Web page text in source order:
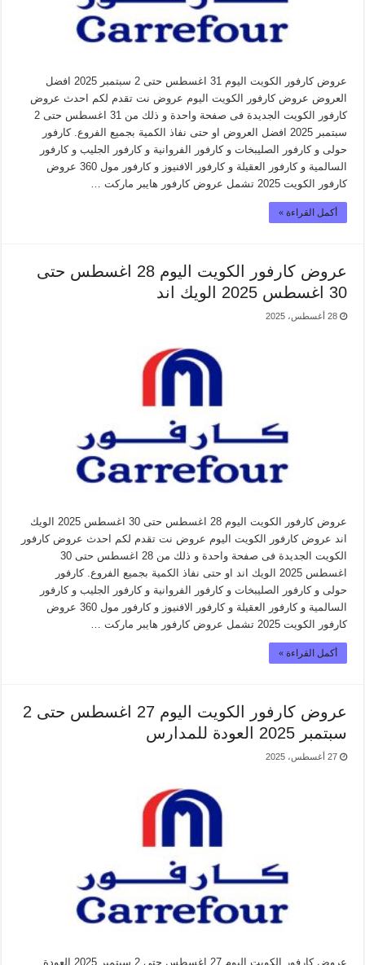
عروض كارفور الكويت اليوم 31 اغسطس حتى 2 سبتمبر 2025 افضل
العروض عروض كارفور الكويت اليوم عروض نت تقدم لكم احدث عروض
كارفور الكويت الجديدة فى صفحة واحدة و ذلك من 31 اغسطس حتى 2
سبتمبر 2025 افضل العروض او حتى نفاذ الكمية بجميع الفروع. كارفور
حولى و كارفور الصليبخات و كارفور الفروانية و كارفور الجليب و كارفور
السالمية و كارفور العقيلة و كارفور الافنيوز و كارفور مول 360 عروض
كارفور الكويت 2025 تشمل عروض كارفور هايبر ماركت …
أكمل القراءة »
عروض كارفور الكويت اليوم 28 اغسطس حتى
30 اغسطس 2025 الويك اند
28 أغسطس، 2025
عروض كارفور الكويت اليوم 28 اغسطس حتى 30 اغسطس 2025 الويك
اند عروض كارفور الكويت اليوم عروض نت تقدم لكم احدث عروض كارفور
الكويت الجديدة فى صفحة واحدة و ذلك من 28 اغسطس حتى 30
اغسطس 2025 الويك اند او حتى نفاذ الكمية بجميع الفروع. كارفور
حولى و كارفور الصليبخات و كارفور الفروانية و كارفور الجليب و كارفور
السالمية و كارفور العقيلة و كارفور الافنيوز و كارفور مول 360 عروض
كارفور الكويت 2025 تشمل عروض كارفور هايبر ماركت …
أكمل القراءة »
عروض كارفور الكويت اليوم 27 اغسطس حتى 2
سبتمبر 2025 العودة للمدارس
27 أغسطس، 2025
عروض كارفور الكويت اليوم 27 اغسطس حتى 2 سبتمبر 2025 العودة